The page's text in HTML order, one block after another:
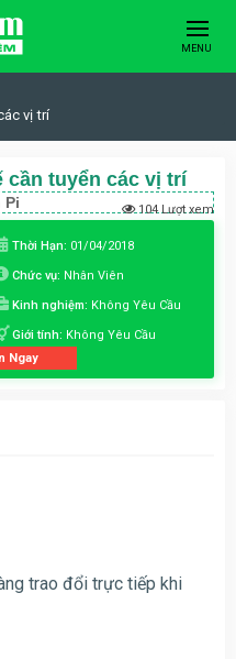
MENU
vị trí
cần tuyển các vị trí
Pi 104 Lượt xem
Thời Hạn: 01/04/2018
Chức vụ: Nhân Viên
Kinh nghiệm: Không Yêu Cầu
Giới tính: Không Yêu Cầu
Ngay
trao đổi trực tiếp khi